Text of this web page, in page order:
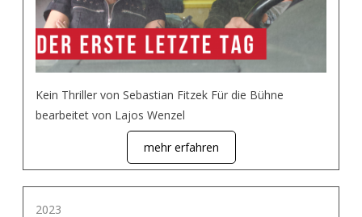
Kein Thriller von Sebastian Fitzek Für die Bühne
bearbeitet von Lajos Wenzel
mehr erfahren
2023